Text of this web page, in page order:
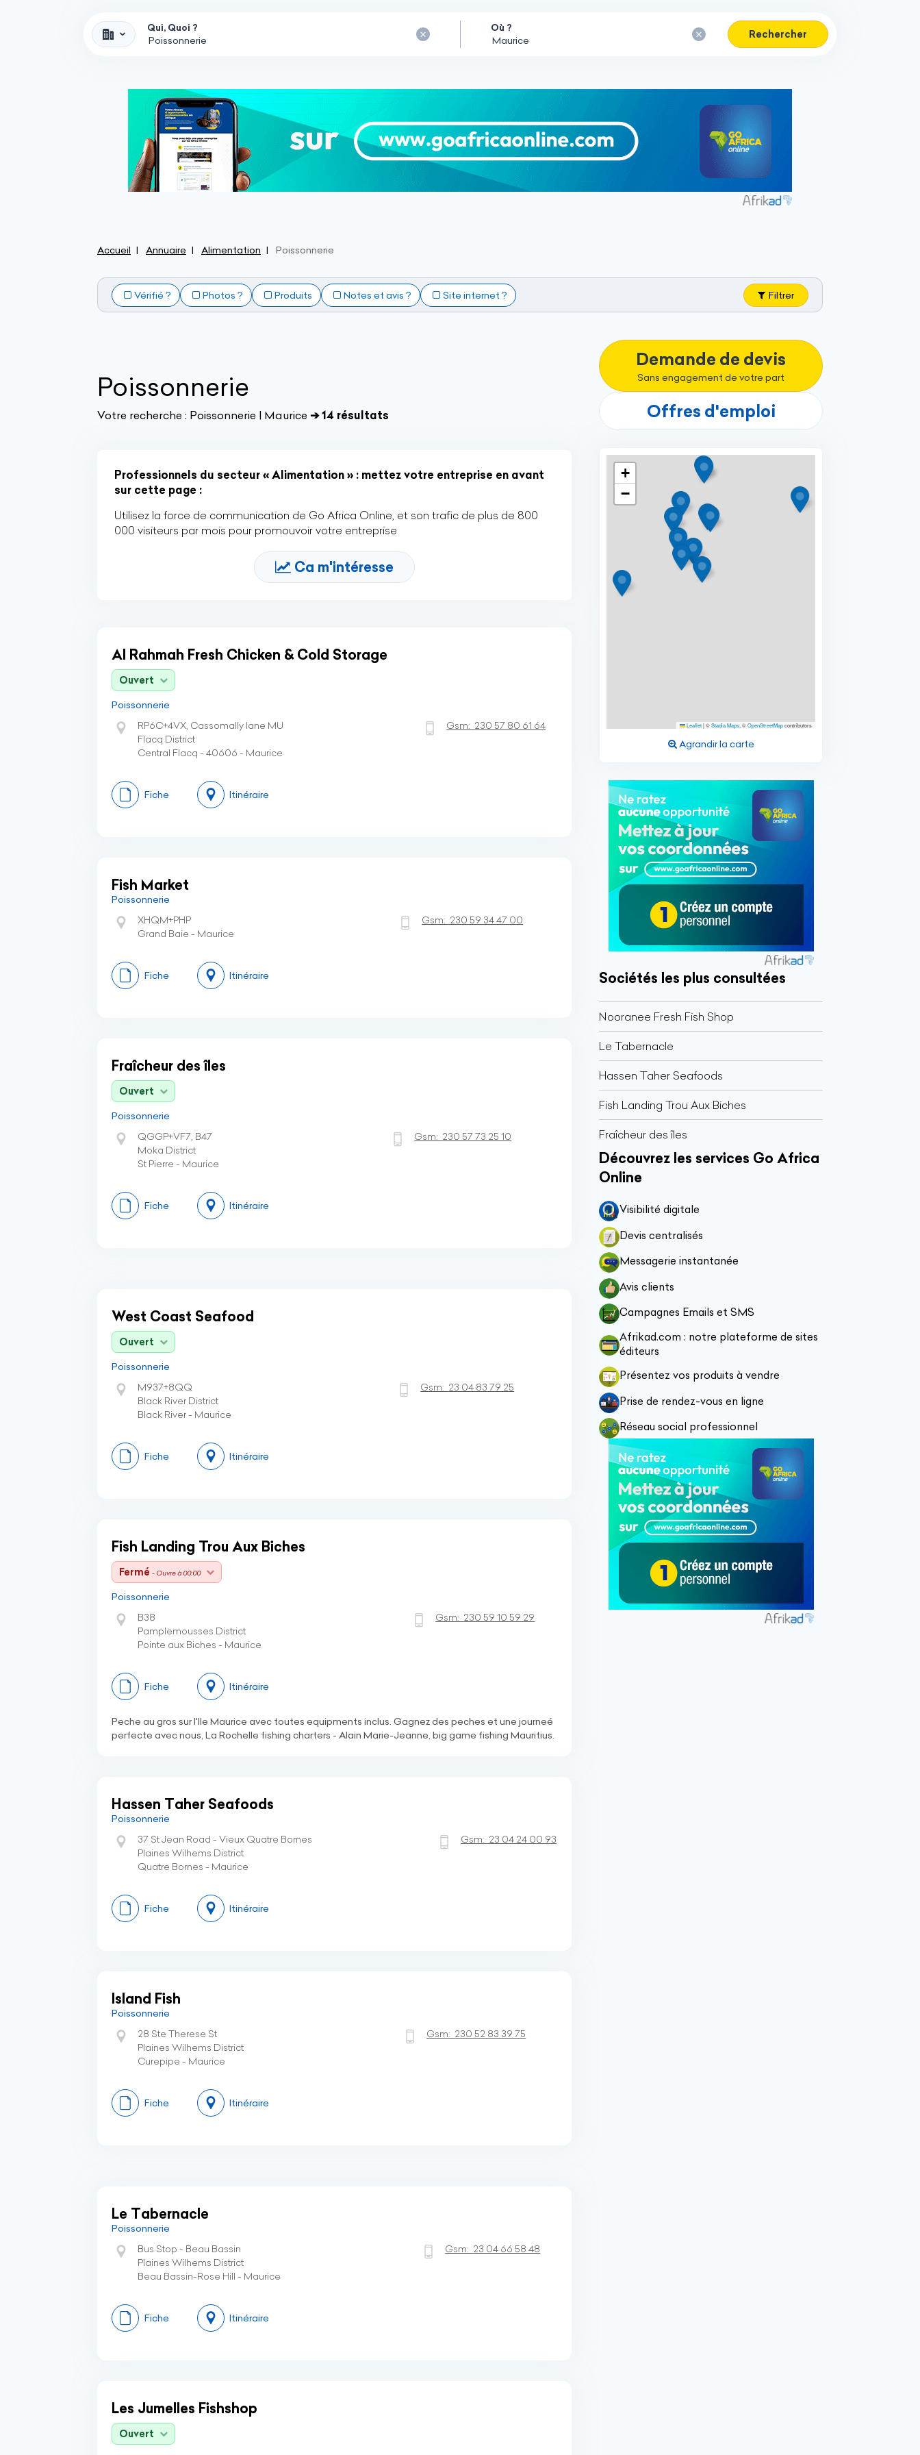
Qui, Quoi ? Où ?
Rechercher
Accueil Annuaire Alimentation Poissonnerie
Vérifié ? Photos ? Produits Notes et avis ? Site internet ? Filtrer
Poissonnerie
Votre recherche : Poissonnerie | Maurice ➔ 14 résultats
Professionnels du secteur « Alimentation » : mettez votre entreprise en avant
sur cette page :
Utilisez la force de communication de Go Africa Online, et son trafic de plus de 800
000 visiteurs par mois pour promouvoir votre entreprise
Ca m'intéresse
Al Rahmah Fresh Chicken & Cold Storage
Ouvert
Poissonnerie
RP6C+4VX, Cassomally lane MU
Flacq District
Central Flacq - 40606 - Maurice
Gsm: 230 57 80 61 64
Fiche Itinéraire
Fish Market
Poissonnerie
XHQM+PHP
Grand Baie - Maurice
Gsm: 230 59 34 47 00
Fiche Itinéraire
Fraîcheur des îles
Ouvert
Poissonnerie
QGGP+VF7, B47
Moka District
St Pierre - Maurice
Gsm: 230 57 73 25 10
Fiche Itinéraire
West Coast Seafood
Ouvert
Poissonnerie
M937+8QQ
Black River District
Black River - Maurice
Gsm: 23 04 83 79 25
Fiche Itinéraire
Fish Landing Trou Aux Biches
Fermé - Ouvre à 00:00
Poissonnerie
B38
Pamplemousses District
Pointe aux Biches - Maurice
Gsm: 230 59 10 59 29
Fiche Itinéraire
Peche au gros sur l'Ile Maurice avec toutes equipments inclus. Gagnez des peches et une journeé
perfecte avec nous, La Rochelle fishing charters - Alain Marie-Jeanne, big game fishing Mauritius.
Hassen Taher Seafoods
Poissonnerie
37 St Jean Road - Vieux Quatre Bornes
Plaines Wilhems District
Quatre Bornes - Maurice
Gsm: 23 04 24 00 93
Fiche Itinéraire
Island Fish
Poissonnerie
28 Ste Therese St
Plaines Wilhems District
Curepipe - Maurice
Gsm: 230 52 83 39 75
Fiche Itinéraire
Le Tabernacle
Poissonnerie
Bus Stop - Beau Bassin
Plaines Wilhems District
Beau Bassin-Rose Hill - Maurice
Gsm: 23 04 66 58 48
Fiche Itinéraire
Les Jumelles Fishshop
Ouvert
Demande de devis
Sans engagement de votre part
Offres d'emploi
+
−
Leaflet|©Stadia Maps, ©OpenStreetMapcontributors
Agrandir la carte
Sociétés les plus consultées
Nooranee Fresh Fish Shop
Le Tabernacle
Hassen Taher Seafoods
Fish Landing Trou Aux Biches
Fraîcheur des îles
Découvrez les services Go Africa
Online
Visibilité digitale
Devis centralisés
Messagerie instantanée
Avis clients
Campagnes Emails et SMS
Afrikad.com : notre plateforme de sites
éditeurs
Présentez vos produits à vendre
Prise de rendez-vous en ligne
Réseau social professionnel